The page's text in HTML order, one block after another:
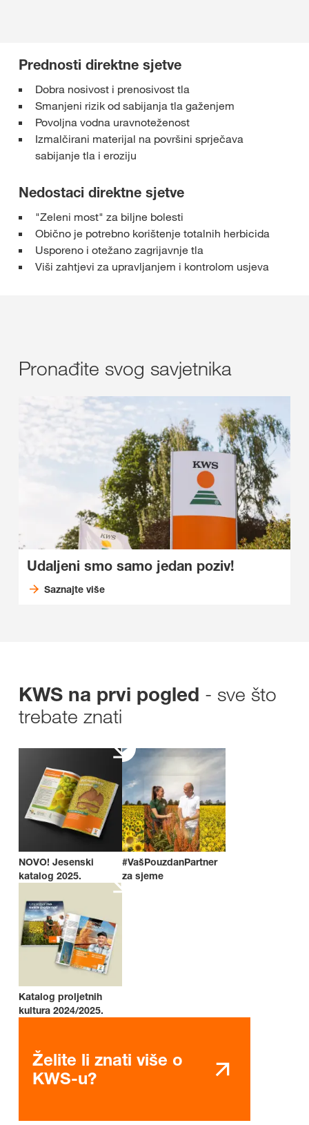
Prednosti direktne sjetve
Dobra nosivost i prenosivost tla
Smanjeni rizik od sabijanja tla gaženjem
Povoljna vodna uravnoteženost
Izmalčirani materijal na površini sprječava
sabijanje tla i eroziju
Nedostaci direktne sjetve
"Zeleni most" za biljne bolesti
Obično je potrebno korištenje totalnih herbicida
Usporeno i otežano zagrijavnje tla
Viši zahtjevi za upravljanjem i kontrolom usjeva
Pronađite svog savjetnika
Udaljeni smo samo jedan poziv!
Saznajte više
KWS na prvi pogled - sve što
trebate znati
NOVO! Jesenski
katalog 2025.
#VašPouzdanPartner
za sjeme
Katalog proljetnih
kultura 2024/2025.
Želite li znati više o
KWS-u?